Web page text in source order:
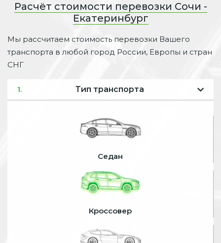
Расчёт стоимости перевозки Сочи -
Екатеринбург
Мы рассчитаем стоимость перевозки Вашего
транспорта в любой город России, Европы и стран
СНГ
1. Тип транспорта
Седан
Кроссовер